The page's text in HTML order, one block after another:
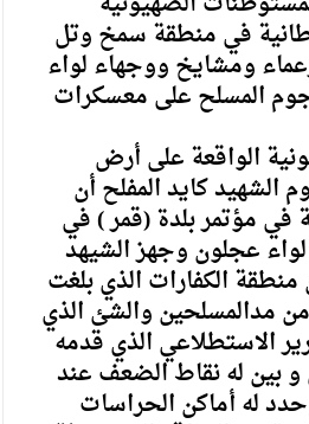
في منطقة سمخ وتل
ومشايخ ووجهاء لواء
المسلح على معسكرات
الواقعة على أرض
الشهيد كايد المفلح أن
في مؤتمر بلدة (قمر ) في
عجلون وجهز الشيهد
منطقة الكفارات الذي بلغت
مدالمسلحين والشئ الذي
الاستطلاعي الذي قدمه
و بين له نقاط الضعف عند
له أماكن الحراسات